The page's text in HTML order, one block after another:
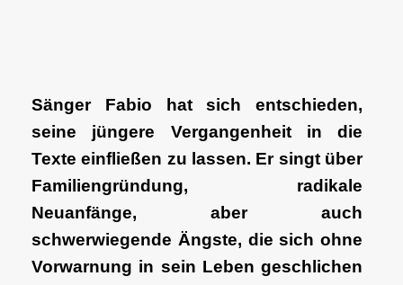
Sänger Fabio hat sich entschieden,
seine jüngere Vergangenheit in die
Texte einfließen zu lassen. Er singt über
Familiengründung, radikale
Neuanfänge, aber auch
schwerwiegende Ängste, die sich ohne
Vorwarnung in sein Leben geschlichen